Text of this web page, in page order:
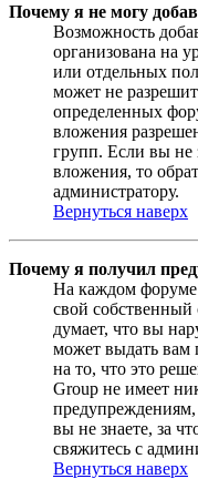
Почему я не могу
Возможность
организована на
или отдельных
может не
определенных
вложения
групп. Если вы не
вложения, то
администратору.
Вернуться наверх
Почему я получил
На каждом форуме
свой собственный
думает, что вы
может выдать вам
на то, что это
Group не имеет
вы не знаете, за
свяжитесь с
Вернуться наверх